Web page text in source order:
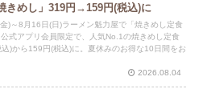
きめし」319円→159円(税込)に
)～8月16日(日)ラーメン魁力屋で「焼きめし定食
式アプリ会員限定で、人気No.1の焼きめし定食
)から159円(税込)に。夏休みのお得な10日間をお
2026.08.04